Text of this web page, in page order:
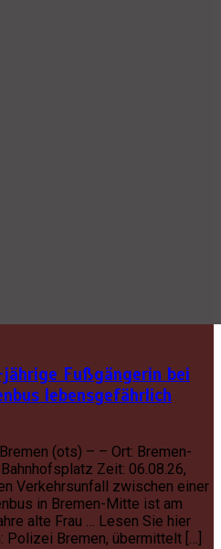
Fußgängerin bei
lebensgefährlich
(ots) – – Ort: Bremen-
Zeit: 06.08.26,
Verkehrsunfall zwischen einer
in Bremen-Mitte ist am
alte Frau … Lesen Sie hier
Polizei Bremen, übermittelt […]